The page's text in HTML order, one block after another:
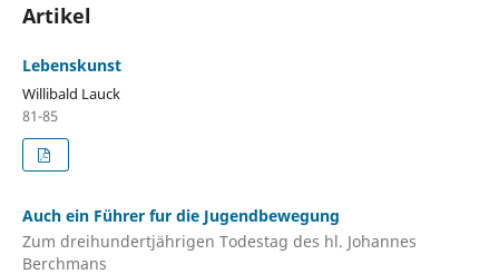
Artikel
Lebenskunst
Willibald Lauck
81-85
Auch ein Führer fur die Jugendbewegung
Zum dreihundertjährigen Todestag des hl. Johannes
Berchmans